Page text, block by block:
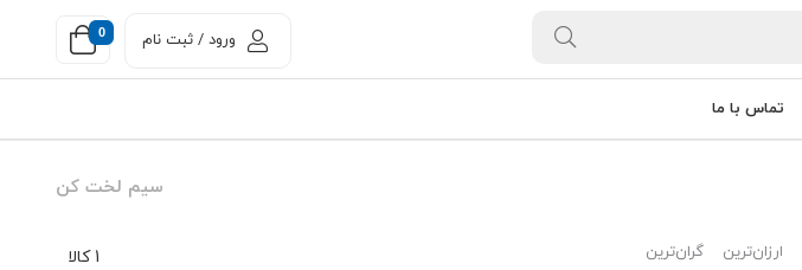
0 ورود / ثبت نام
تماس با ما
سیم لخت کن
1 کالا ارزان‌ترین گران‌ترین